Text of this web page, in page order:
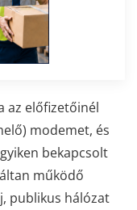
az előfizetőinél
modemet, és
bekapcsolt
működő
publikus hálózat